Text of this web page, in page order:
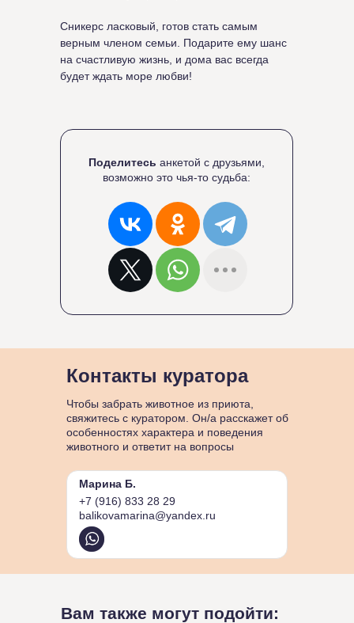
Сникерс ласковый, готов стать самым
верным членом семьи. Подарите ему шанс
на счастливую жизнь, и дома вас всегда
будет ждать море любви!
Поделитесь анкетой с друзьями,
возможно это чья-то судьба:
Контакты куратора
Чтобы забрать животное из приюта,
свяжитесь с куратором. Он/а расскажет об
особенностях характера и поведения
животного и ответит на вопросы
Марина Б.
+7 (916) 833 28 29
balikovamarina@yandex.ru
Вам также могут подойти: